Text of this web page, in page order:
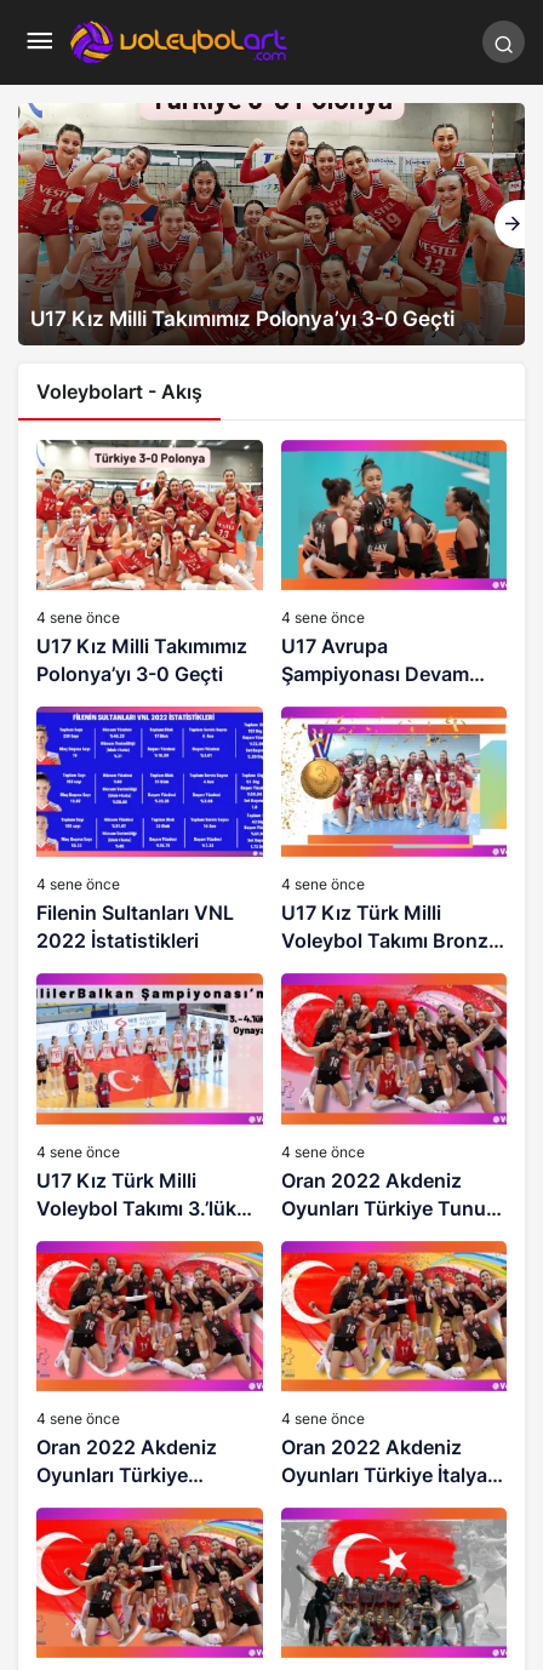
U17 Kız Milli Takımımız Polonya’yı 3-0 Geçti
Voleybolart - Akış
4 sene önce
U17 Kız Milli Takımımız
Polonya’yı 3-0 Geçti
4 sene önce
U17 Avrupa
Şampiyonası Devam
Ediyor
4 sene önce
Filenin Sultanları VNL
2022 İstatistikleri
4 sene önce
U17 Kız Türk Milli
Voleybol Takımı Bronz
Madalya’nın Sahibi
4 sene önce
U17 Kız Türk Milli
Voleybol Takımı 3.’lük
4.’lük Maçına Çıkıyor
4 sene önce
Oran 2022 Akdeniz
Oyunları Türkiye Tunus
İstatistikleri
4 sene önce
Oran 2022 Akdeniz
Oyunları Türkiye
İspanya İstatistikleri
4 sene önce
Oran 2022 Akdeniz
Oyunları Türkiye İtalya
İstatistikleri